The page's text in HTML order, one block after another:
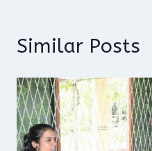
Similar Posts